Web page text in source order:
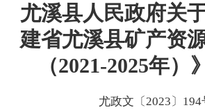
尤溪县人民政府关
建省尤溪县矿产资
（2021-2025年）
尤政文〔2023〕194